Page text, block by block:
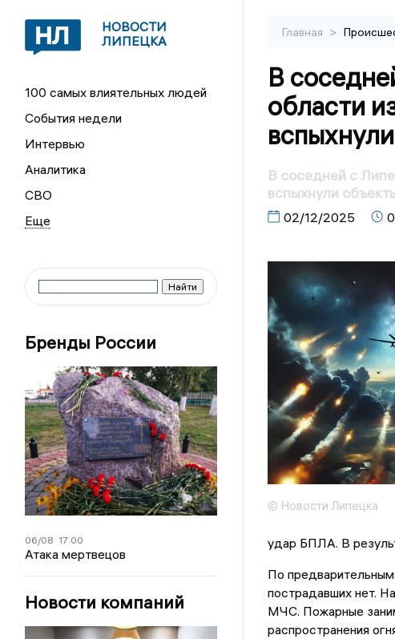
НОВОСТИ
ЛИПЕЦКА
100 самых влиятельных людей
События недели
Интервью
Аналитика
СВО
Бренды России
06/08 17:00
Атака мертвецов
Новости компаний
Главная >
В
области
В соседней с
вспыхнули
02/12/2025
© Новости Липецка
удар БПЛА. В
По
пострадавших нет.
МЧС. Пожарные
распространения